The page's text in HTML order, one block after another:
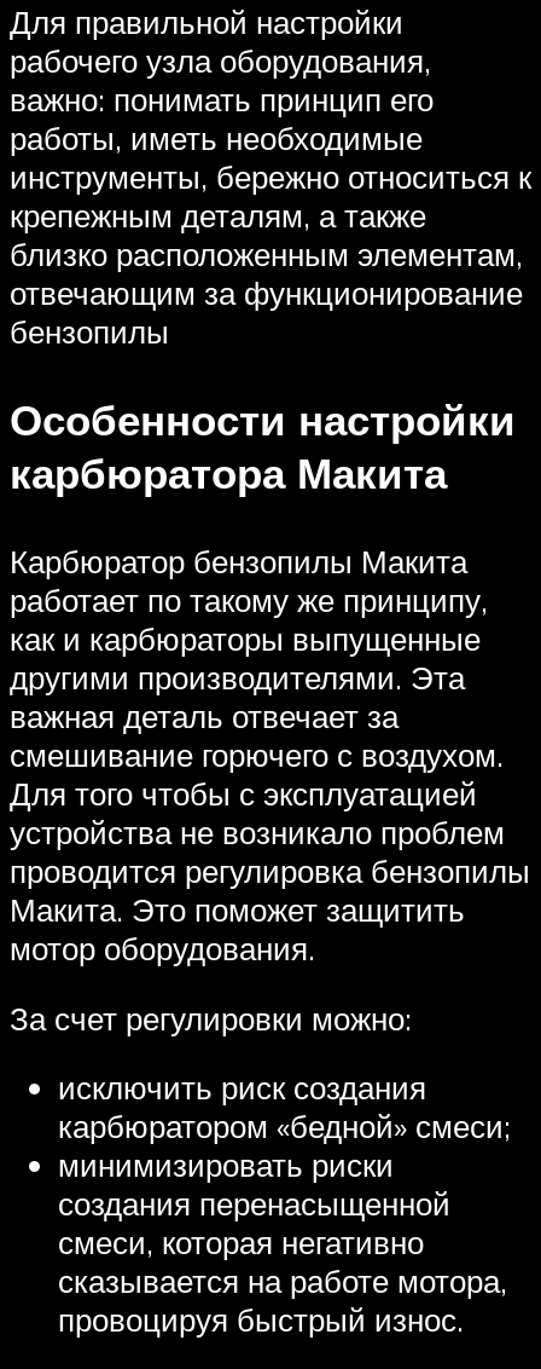
Для правильной настройки
рабочего узла оборудования,
важно: понимать принцип его
работы, иметь необходимые
инструменты, бережно относиться к
крепежным деталям, а также
близко расположенным элементам,
отвечающим за функционирование
бензопилы
Особенности настройки
карбюратора Макита
Карбюратор бензопилы Макита
работает по такому же принципу,
как и карбюраторы выпущенные
другими производителями. Эта
важная деталь отвечает за
смешивание горючего с воздухом.
Для того чтобы с эксплуатацией
устройства не возникало проблем
проводится регулировка бензопилы
Макита. Это поможет защитить
мотор оборудования.
За счет регулировки можно:
исключить риск создания
карбюратором «бедной» смеси;
минимизировать риски
создания перенасыщенной
смеси, которая негативно
сказывается на работе мотора,
провоцируя быстрый износ.